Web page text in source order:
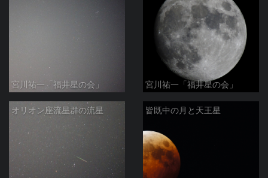
宮川祐一「福井星の会」 宮川祐一「福井星の会」
オリオン座流星群の流星 皆既中の月と天王星